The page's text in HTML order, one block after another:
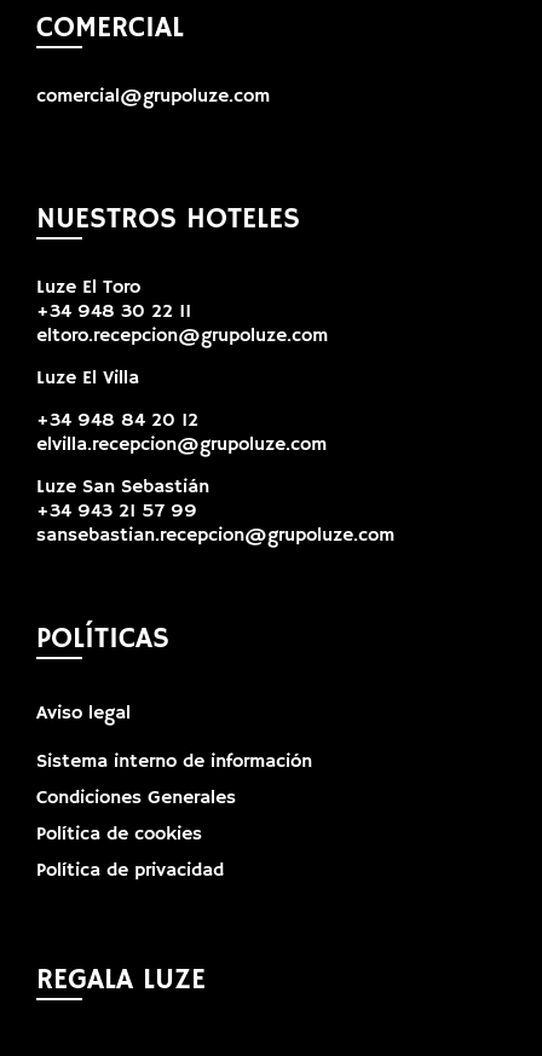
COMERCIAL
comercial@grupoluze.com
NUESTROS HOTELES
Luze El Toro
+34 948 30 22 11
eltoro.recepcion@grupoluze.com
Luze El Villa
+34 948 84 20 12
elvilla.recepcion@grupoluze.com
Luze San Sebastián
+34 943 21 57 99
sansebastian.recepcion@grupoluze.com
POLÍTICAS
Aviso legal
Sistema interno de información
Condiciones Generales
Política de cookies
Política de privacidad
REGALA LUZE